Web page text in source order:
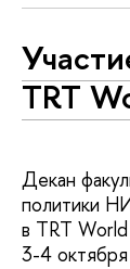
TRT
Декан
политики
в TRT
3-4